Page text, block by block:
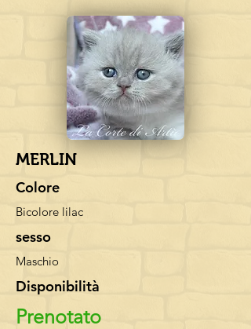
MERLIN
Colore
Bicolore lilac
sesso
Maschio
Disponibilità
Prenotato